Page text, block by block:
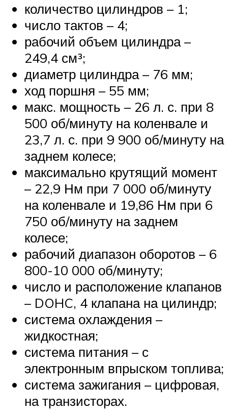
количество цилиндров – 1;
число тактов – 4;
рабочий объем цилиндра –
249,4 см³;
диаметр цилиндра – 76 мм;
ход поршня – 55 мм;
макс. мощность – 26 л. с. при 8
500 об/минуту на коленвале и
23,7 л. с. при 9 900 об/минуту на
заднем колесе;
максимально крутящий момент
– 22,9 Нм при 7 000 об/минуту
на коленвале и 19,86 Нм при 6
750 об/минуту на заднем
колесе;
рабочий диапазон оборотов – 6
800-10 000 об/минуту;
число и расположение клапанов
– DOHC, 4 клапана на цилиндр;
система охлаждения –
жидкостная;
система питания – с
электронным впрыском топлива;
система зажигания – цифровая,
на транзисторах.